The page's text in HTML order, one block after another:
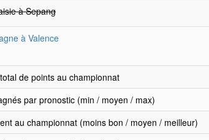
à Sepang
à Valence
de points au championnat
par pronostic (min / moyen / max)
au championnat (moins bon / moyen / meilleur)